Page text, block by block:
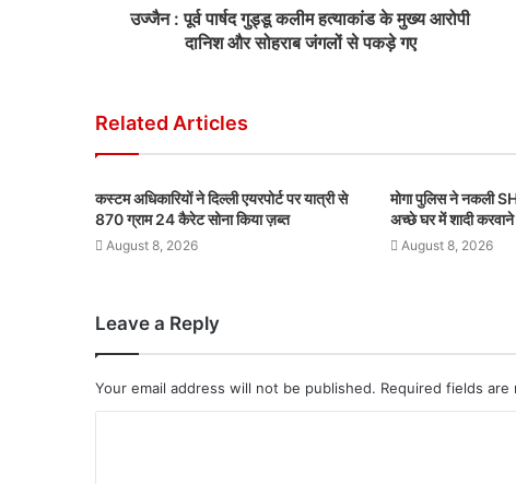
उज्जैन : पूर्व पार्षद गुड्डू कलीम हत्याकांड के मुख्य आरोपी
दानिश और सोहराब जंगलों से पकड़े गए
Related Articles
कस्टम अधिकारियों ने दिल्ली एयरपोर्ट पर यात्री से
870 ग्राम 24 कैरेट सोना किया ज़ब्त
August 8, 2026
मोगा पुलिस ने नकली
अच्छे घर में शादी
August 8, 2026
Leave a Reply
Your email address will not be published. Required fields are